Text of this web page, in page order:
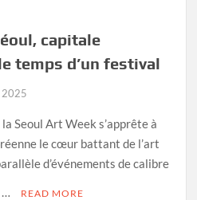
capitale
temps d’un festival
2025
Seoul Art Week s’apprête à
le cœur battant de l’art
d’événements de calibre
…
READ MORE